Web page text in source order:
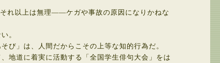
れ以上は無理――ケガや事故の原因になりかねな
。
び」は、人間だからこその上等な知的行為だ。
地道に着実に活動する「全国学生俳句大会」をは